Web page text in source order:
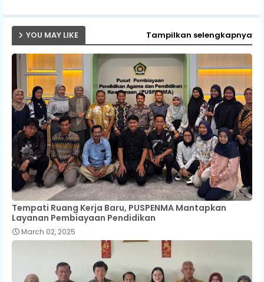
YOU MAY LIKE Tampilkan selengkapnya
Tempati Ruang Kerja Baru, PUSPENMA Mantapkan
Layanan Pembiayaan Pendidikan
March 02, 2025